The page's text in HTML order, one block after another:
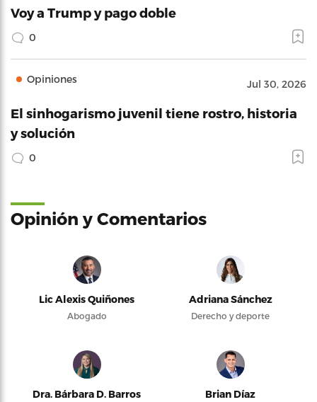
Voy a Trump y pago doble
0
Opiniones Jul 30, 2026
El sinhogarismo juvenil tiene rostro, historia
y solución
0
Opinión y Comentarios
Lic Alexis Quiñones
Abogado
Adriana Sánchez
Derecho y deporte
Dra. Bárbara D. Barros Brian Díaz